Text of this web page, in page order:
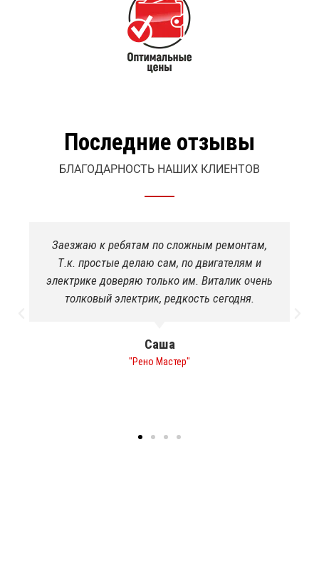
Последние отзывы
БЛАГОДАРНОСТЬ НАШИХ КЛИЕНТОВ
Якісно пофарбували спринтера. Підварили де
потрібно було! Раніше ніколи такого не було,
щоб шеф прийняв роботу з першого разу.
Навіть в салоні був порядок, зробили
Роман